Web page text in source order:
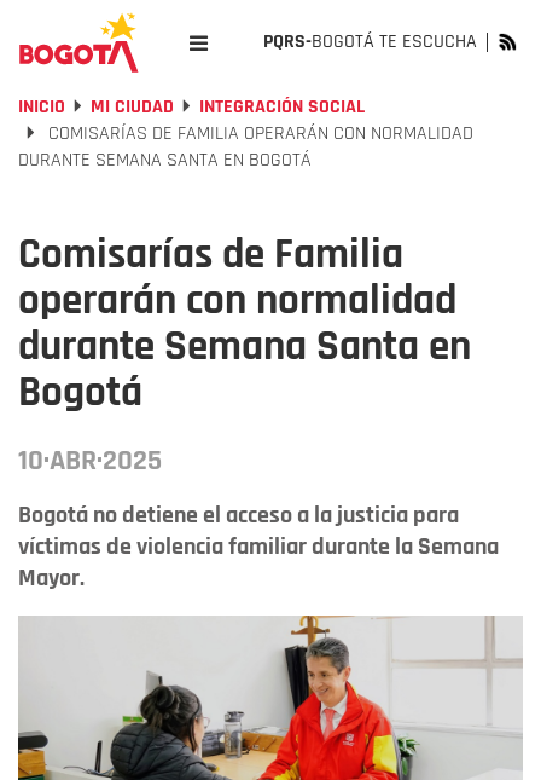
PQRS-BOGOTÁ TE ESCUCHA
INICIO MI CIUDAD
INTEGRACIÓN SOCIAL
COMISARÍAS DE FAMILIA OPERARÁN CON NORMALIDAD
DURANTE SEMANA SANTA EN BOGOTÁ
Comisarías de Familia
operarán con normalidad
durante Semana Santa en
Bogotá
10·ABR·2025
Bogotá no detiene el acceso a la justicia para
víctimas de violencia familiar durante la Semana
Mayor.